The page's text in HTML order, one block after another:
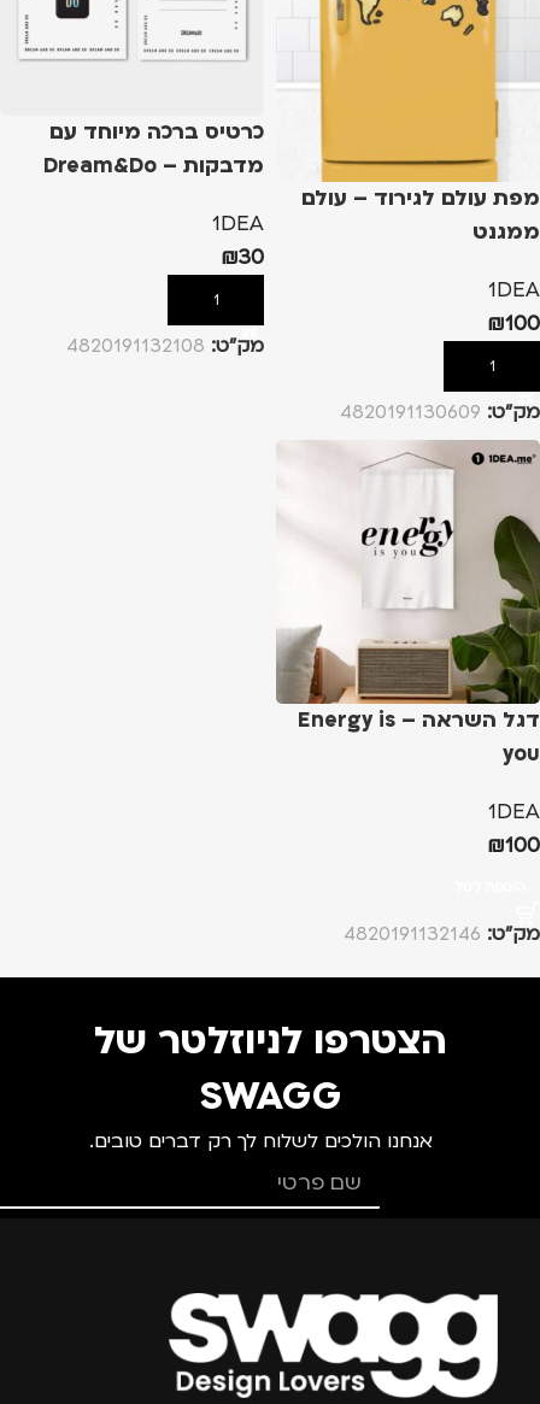
מפת עולם לגירוד – עולם
ממגנט
1DEA
₪100
הוספה לסל
מק”ט: 4820191130609
כרטיס ברכה מיוחד עם
מדבקות – Dream&Do
1DEA
₪30
הוספה לסל
מק”ט: 4820191132108
דגל השראה – Energy is
you
1DEA
₪100
מק”ט: 4820191132146
הצטרפו לניוזלטר של
SWAGG
אנחנו הולכים לשלוח לך רק דברים טובים.
צרפו אותי למועדון